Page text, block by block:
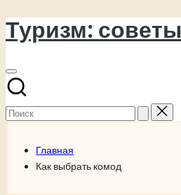
Перейти
к
Туризм: советы
Поиск
для:
Главная
Как выбрать комод